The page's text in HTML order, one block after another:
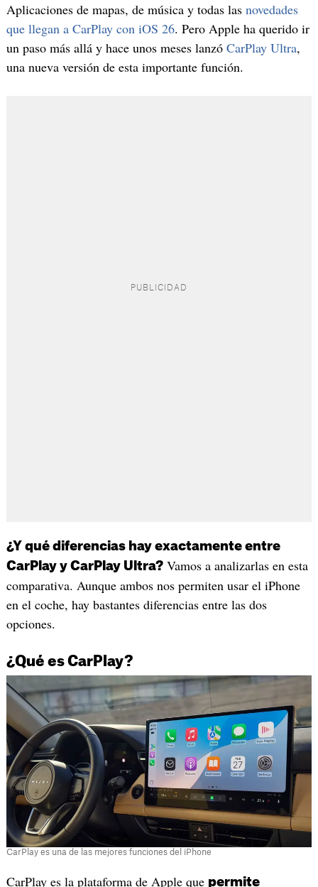
Aplicaciones de mapas, de música y todas las novedades
que llegan a CarPlay con iOS 26. Pero Apple ha querido ir
un paso más allá y hace unos meses lanzó CarPlay Ultra,
una nueva versión de esta importante función.
¿Y qué diferencias hay exactamente entre
CarPlay y CarPlay Ultra?Vamos a analizarlas en esta
comparativa. Aunque ambos nos permiten usar el iPhone
en el coche, hay bastantes diferencias entre las dos
opciones.
¿Qué es CarPlay?
CarPlay es una de las mejores funciones del iPhone
CarPlay es la plataforma de Apple que permite